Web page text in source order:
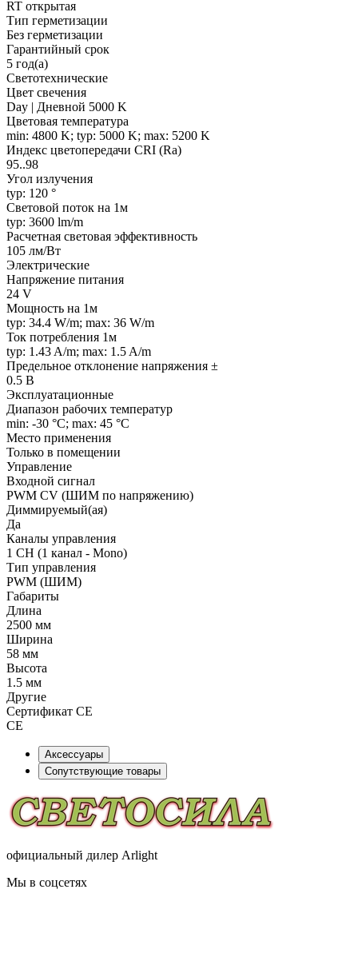
RT открытая
Тип герметизации
Без герметизации
Гарантийный срок
5 год(а)
Светотехнические
Цвет свечения
Day | Дневной 5000 K
Цветовая температура
min: 4800 K; typ: 5000 K; max: 5200 K
Индекс цветопередачи CRI (Ra)
95..98
Угол излучения
typ: 120 °
Световой поток на 1м
typ: 3600 lm/m
Расчетная световая эффективность
105 лм/Вт
Электрические
Напряжение питания
24 V
Мощность на 1м
typ: 34.4 W/m; max: 36 W/m
Ток потребления 1м
typ: 1.43 A/m; max: 1.5 A/m
Предельное отклонение напряжения ±
0.5 В
Эксплуатационные
Диапазон рабочих температур
min: -30 °C; max: 45 °C
Место применения
Только в помещении
Управление
Входной сигнал
PWM СV (ШИМ по напряжению)
Диммируемый(ая)
Да
Каналы управления
1 CH (1 канал - Mono)
Тип управления
PWM (ШИМ)
Габариты
Длина
2500 мм
Ширина
58 мм
Высота
1.5 мм
Другие
Сертификат CE
CE
Аксессуары
Сопутствующие товары
официальный дилер Arlight
Мы в соцсетях